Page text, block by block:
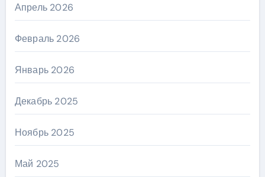
Апрель 2026
Февраль 2026
Январь 2026
Декабрь 2025
Ноябрь 2025
Май 2025